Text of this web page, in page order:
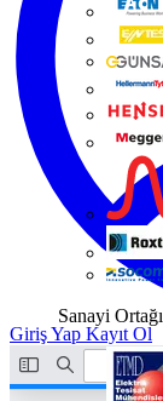
Sanayi Ortağı
Giriş Yap Kayıt Ol